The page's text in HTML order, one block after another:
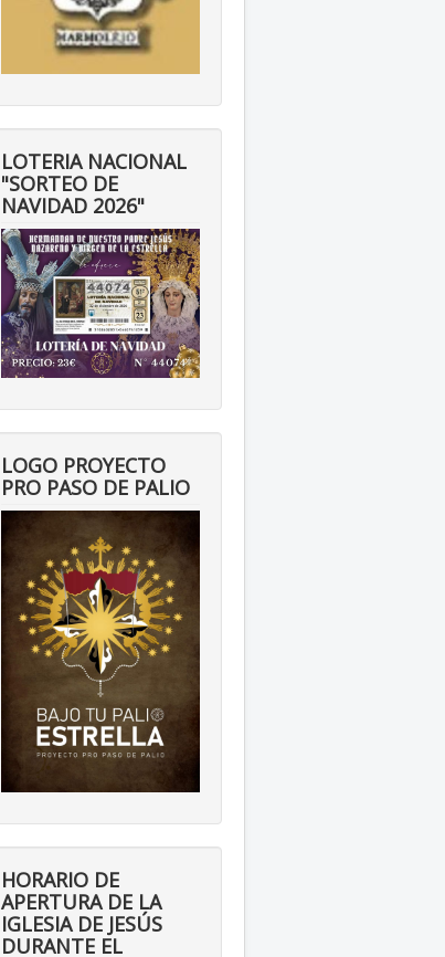
LOTERIA NACIONAL
"SORTEO DE
NAVIDAD 2026"
LOGO PROYECTO
PRO PASO DE PALIO
HORARIO DE
APERTURA DE LA
IGLESIA DE JESÚS
DURANTE EL